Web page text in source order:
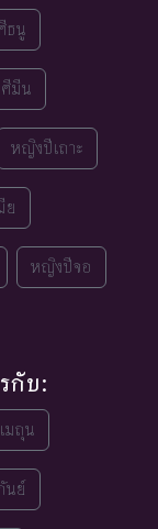
ธนู
มีน
หญิงปีเถาะ
ย
หญิงปีจอ
กับ:
มถุน
นย์